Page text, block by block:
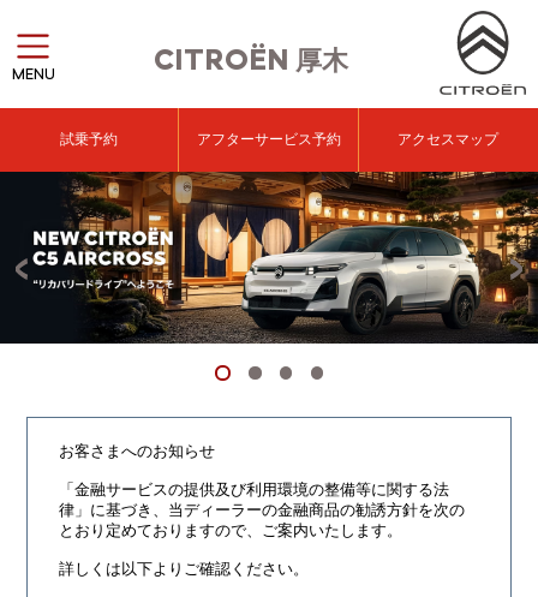
CITROËN 厚木
MENU
試乗予約 アフターサービス予約 アクセスマップ
お客さまへのお知らせ
「金融サービスの提供及び利用環境の整備等に関する法
律」に基づき、 当ディーラーの金融商品の勧誘方針を次の
とおり定めておりますので、ご案内いたします。
詳しくは以下よりご確認ください。